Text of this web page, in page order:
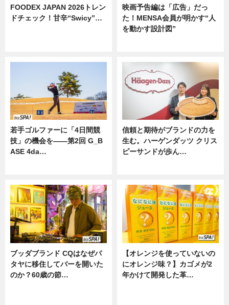
FOODEX JAPAN 2026トレン
ドチェック！甘辛“Swicy”…
映画予告編は「広告」だっ
た！MENSA会員が明かす“人
を動かす設計図”
若手ゴルファーに「4日間競
技」の機会を——第2回 G_B
ASE 4da…
信頼と期待がブランドの力を
生む。ハーゲンダッツ クリス
ピーサンドが歩ん…
ブッダブランド CQはなぜパ
タヤに移住してバーを開いた
のか？60歳の節…
【オレンジを使っていないの
にオレンジ味？】カゴメが2
年かけて開発した革…